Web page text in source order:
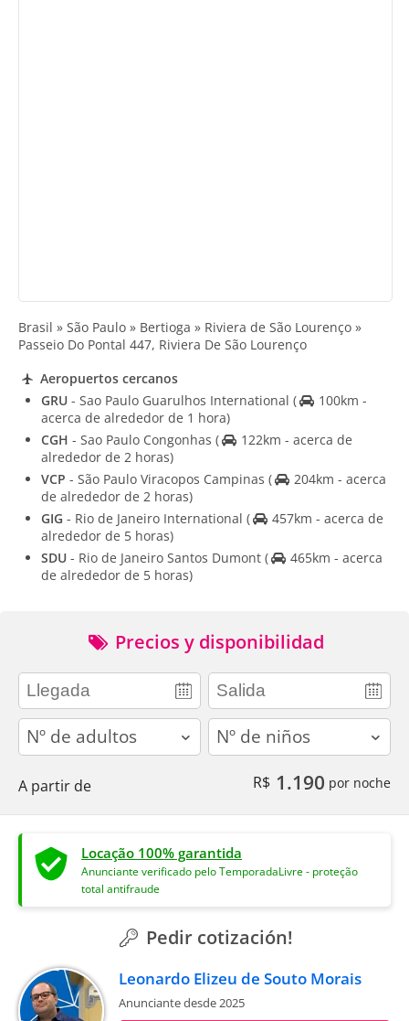
Brasil » São Paulo » Bertioga » Riviera de São Lourenço »
Passeio Do Pontal 447, Riviera De São Lourenço
Aeropuertos cercanos
GRU - Sao Paulo Guarulhos International (
100km -
acerca de alrededor de 1 hora)
CGH - Sao Paulo Congonhas (
122km - acerca de
alrededor de 2 horas)
VCP - São Paulo Viracopos Campinas (
204km - acerca
de alrededor de 2 horas)
GIG - Rio de Janeiro International (
457km - acerca de
alrededor de 5 horas)
SDU - Rio de Janeiro Santos Dumont (
465km - acerca
de alrededor de 5 horas)
Precios y disponibilidad
adults children
A partir de R$ 1.190 por noche
Locação 100% garantida
Anunciante verificado pelo TemporadaLivre - proteção
total antifraude
Pedir cotización!
Leonardo Elizeu de Souto Morais
Anunciante desde 2025